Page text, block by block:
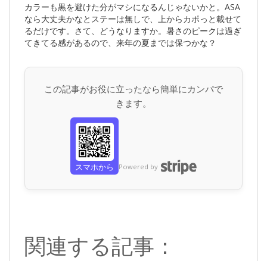
カラーも黒を避けた分がマシになるんじゃないかと。ASA
なら大丈夫かなとステーは無しで、上からカポっと載せて
るだけです。さて、どうなりますか。暑さのピークは過ぎ
てきてる感があるので、来年の夏までは保つかな？
この記事がお役に立ったなら簡単にカンパで
きます。
スマホから Powered by
関連する記事：